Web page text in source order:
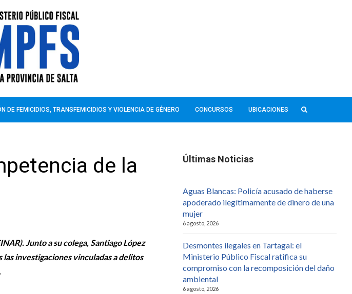
DE FEMICIDIOS, TRANSFEMICIDIOS Y VIOLENCIA DE GÉNERO CONCURSOS UBICACIONES
de la
Junto a su colega, Santiago López
investigaciones vinculadas a delitos
Últimas Noticias
Aguas Blancas: Policía acusado de haberse
apoderado ilegítimamente de dinero de una
mujer
6 agosto, 2026
Desmontes ilegales en Tartagal: el
Ministerio Público Fiscal ratifica su
compromiso con la recomposición del daño
ambiental
6 agosto, 2026